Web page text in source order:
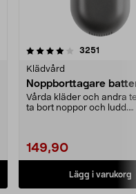
3251
Klädvård
Noppborttagare
Vårda kläder och andra
ta bort noppor och ludd.
149,90
Lägg i varukorg
4.5av 5 stjärnor